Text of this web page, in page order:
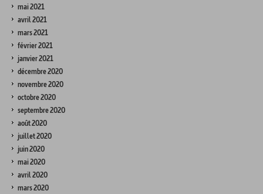
mai 2021
avril 2021
mars 2021
février 2021
janvier 2021
décembre 2020
novembre 2020
octobre 2020
septembre 2020
août 2020
juillet 2020
juin 2020
mai 2020
avril 2020
mars 2020